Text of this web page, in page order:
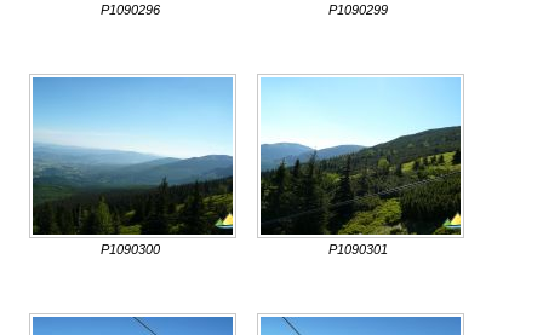
P1090296 P1090299
P1090300 P1090301